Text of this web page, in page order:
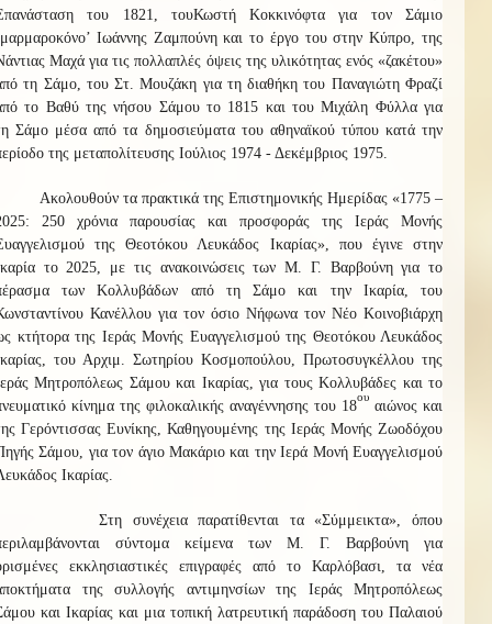
του 1821, τουΚωστή Κοκκινόφτα για τον Σάμιο
Ιωάννης Ζαμπούνη και το έργο του στην Κύπρο, της
Μαχά για τις πολλαπλές όψεις της υλικότητας ενός «ζακέτου»
τη Σάμο, του Στ. Μουζάκη για τη διαθήκη του Παναγιώτη Φραζί
το Βαθύ της νήσου Σάμου το 1815 και του Μιχάλη Φύλλα για
Σάμο μέσα από τα δημοσιεύματα του αθηναϊκού τύπου κατά την
της μεταπολίτευσης Ιούλιος 1974 - Δεκέμβριος 1975.
Ακολουθούν τα πρακτικά της Επιστημονικής Ημερίδας «1775 –
250 χρόνια παρουσίας και προσφοράς της Ιεράς Μονής
της Θεοτόκου Λευκάδος Ικαρίας», που έγινε στην
το 2025, με τις ανακοινώσεις των Μ. Γ. Βαρβούνη για το
των Κολλυβάδων από τη Σάμο και την Ικαρία, του
Κανέλλου για τον όσιο Νήφωνα τον Νέο Κοινοβιάρχη
κτήτορα της Ιεράς Μονής Ευαγγελισμού της Θεοτόκου Λευκάδος
του Αρχιμ. Σωτηρίου Κοσμοπούλου, Πρωτοσυγκέλλου της
Μητροπόλεως Σάμου και Ικαρίας, για τους Κολλυβάδες και το
κίνημα της φιλοκαλικής αναγέννησης του 18
ου
αιώνος και
Γερόντισσας Ευνίκης, Καθηγουμένης της Ιεράς Μονής Ζωοδόχου
Σάμου, για τον άγιο Μακάριο και την Ιερά Μονή Ευαγγελισμού
Ικαρίας.
Στη συνέχεια παρατίθενται τα «Σύμμεικτα», όπου
σύντομα κείμενα των Μ. Γ. Βαρβούνη για
εκκλησιαστικές επιγραφές από το Καρλόβασι, τα νέα
της συλλογής αντιμηνσίων της Ιεράς Μητροπόλεως
και Ικαρίας και μια τοπική λατρευτική παράδοση του Παλαιού